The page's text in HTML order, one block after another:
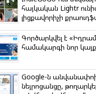
i
հայկական Lightr
լիցքավորիչի
Գործարկվել է
համակարգի նոր
Google-ն
նեյրոցանցը,